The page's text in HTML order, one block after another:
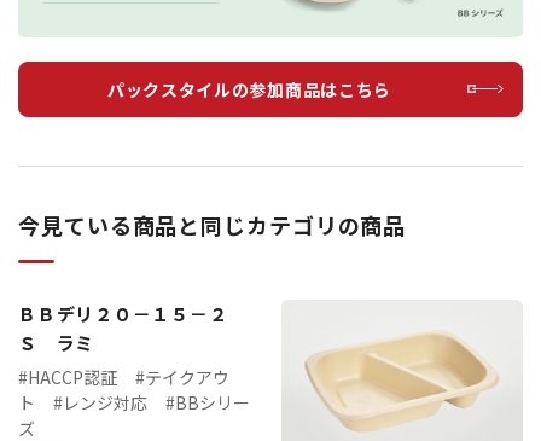
パックスタイルの参加商品はこちら
今見ている商品と同じカテゴリの商品
ＢＢデリ２０－１５－２
Ｓ ラミ
#HACCP認証
#テイクアウ
ト
#レンジ対応
#BBシリー
ズ